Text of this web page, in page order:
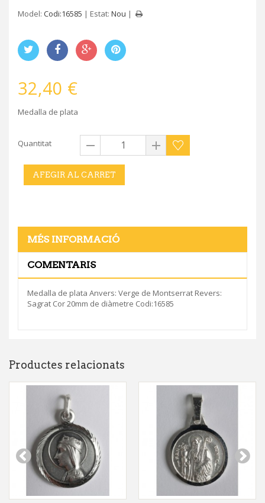
Model: Codi:16585 Estat: Nou
32,40 €
Medalla de plata
Quantitat
AFEGIR AL CARRET
MÉS INFORMACIÓ
COMENTARIS
Medalla de plata Anvers: Verge de Montserrat Revers:
Sagrat Cor 20mm de diàmetre Codi:16585
Productes relacionats